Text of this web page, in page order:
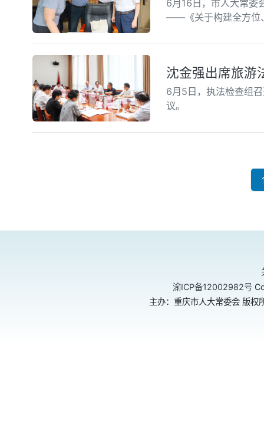
6月16日，市人大常委
——《关于构建全方位
沈金强出席旅游
6月5日，执法检查组
议。
渝ICP备12002982号
主办：重庆市人大常委会 版